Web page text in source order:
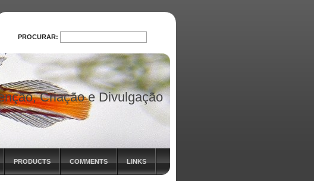
Criação e Divulgação
PRODUCTS COMMENTS LINKS
PROCURAR:
PROCURAR